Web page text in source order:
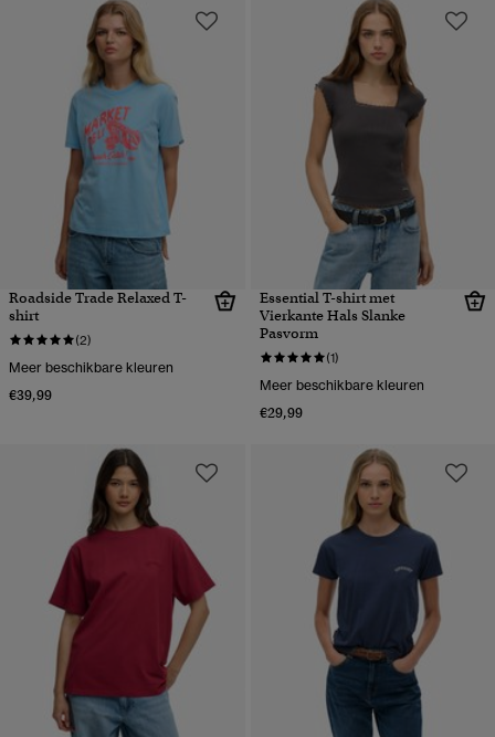
Roadside Trade Relaxed T-
shirt
(2)
Meer beschikbare kleuren
€39,99
Essential T-shirt met
Vierkante Hals Slanke
Pasvorm
(1)
Meer beschikbare kleuren
€29,99